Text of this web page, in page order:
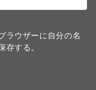
ラウザーに自分の名
存する。